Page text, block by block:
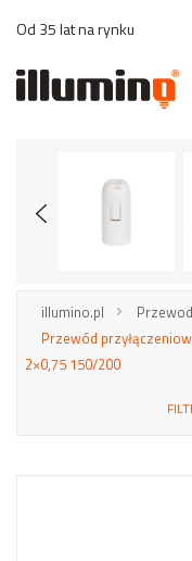
Od 35 lat na rynku
illumino.pl
Przewód
2×0,75 150/200